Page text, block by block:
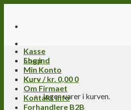
content
Log ind
Kurv /kr. 0,00 0
Ingen varer i kurven.
Kasse
Shop
Min Konto
Kurv
Om Firmaet
Kontakt info
Forhandlere B2B